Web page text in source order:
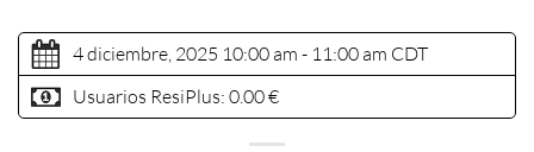
4 diciembre, 2025 10:00 am - 11:00 am CDT
Usuarios ResiPlus: 0.00 €